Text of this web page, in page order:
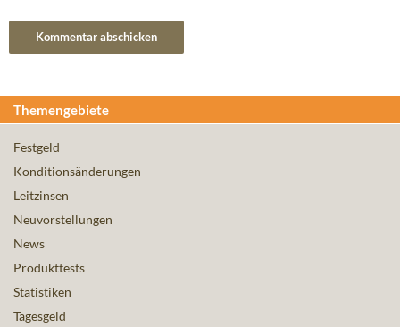
Themengebiete
Festgeld
Konditionsänderungen
Leitzinsen
Neuvorstellungen
News
Produkttests
Statistiken
Tagesgeld